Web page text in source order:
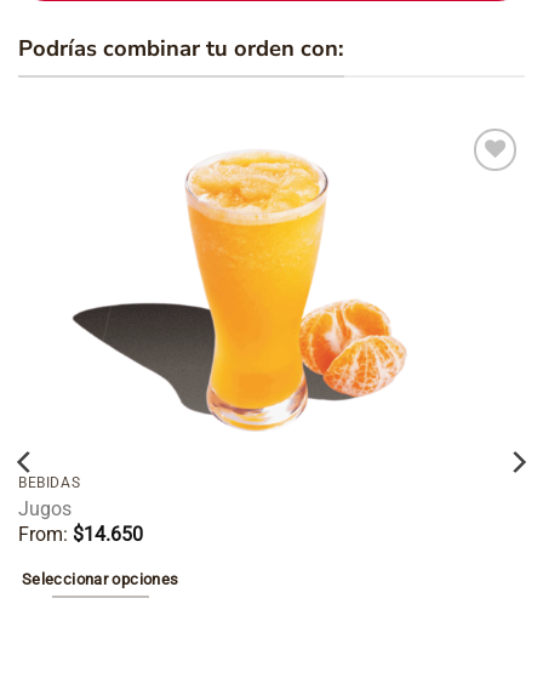
Podrías combinar tu orden con:
BEBIDAS
Jugos
From: $14.650
Seleccionar opciones